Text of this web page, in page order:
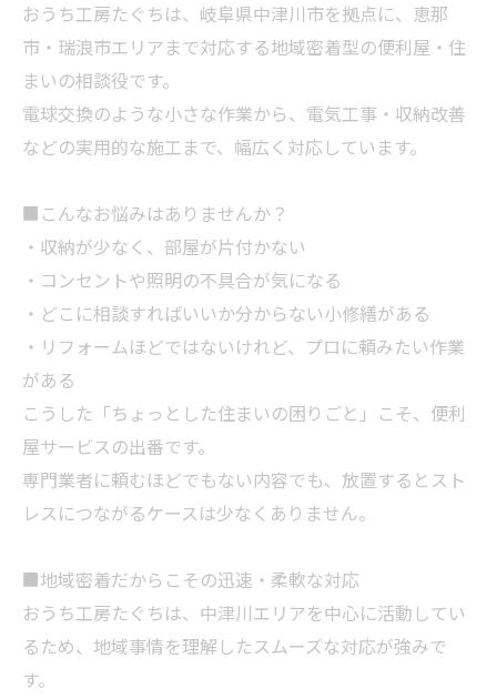
おうち工房たぐちは、岐阜県中津川市を拠点に、恵那
市・瑞浪市エリアまで対応する地域密着型の便利屋・住
まいの相談役です。
電球交換のような小さな作業から、電気工事・収納改善
などの実用的な施工まで、幅広く対応しています。
■こんなお悩みはありませんか？
・収納が少なく、部屋が片付かない
・コンセントや照明の不具合が気になる
・どこに相談すればいいか分からない小修繕がある
・リフォームほどではないけれど、プロに頼みたい作業
がある
こうした「ちょっとした住まいの困りごと」こそ、便利
屋サービスの出番です。
専門業者に頼むほどでもない内容でも、放置するとスト
レスにつながるケースは少なくありません。
■地域密着だからこその迅速・柔軟な対応
おうち工房たぐちは、中津川エリアを中心に活動してい
るため、地域事情を理解したスムーズな対応が強みで
す。